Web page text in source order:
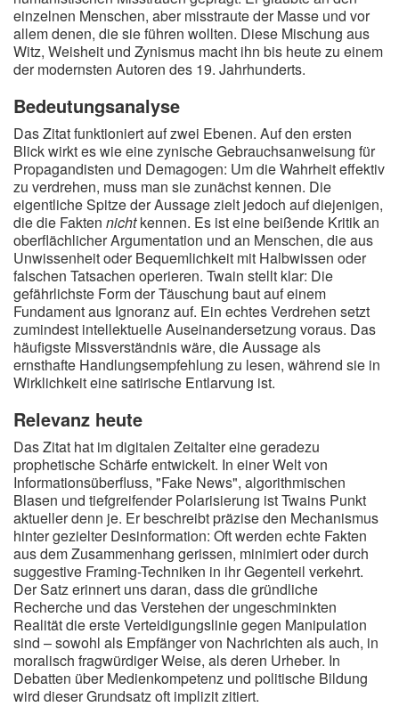
einzelnen Menschen, aber misstraute der Masse und vor
allem denen, die sie führen wollten. Diese Mischung aus
Witz, Weisheit und Zynismus macht ihn bis heute zu einem
der modernsten Autoren des 19. Jahrhunderts.
Bedeutungsanalyse
Das Zitat funktioniert auf zwei Ebenen. Auf den ersten
Blick wirkt es wie eine zynische Gebrauchsanweisung für
Propagandisten und Demagogen: Um die Wahrheit effektiv
zu verdrehen, muss man sie zunächst kennen. Die
eigentliche Spitze der Aussage zielt jedoch auf diejenigen,
die die Fakten nichtkennen. Es ist eine beißende Kritik an
oberflächlicher Argumentation und an Menschen, die aus
Unwissenheit oder Bequemlichkeit mit Halbwissen oder
falschen Tatsachen operieren. Twain stellt klar: Die
gefährlichste Form der Täuschung baut auf einem
Fundament aus Ignoranz auf. Ein echtes Verdrehen setzt
zumindest intellektuelle Auseinandersetzung voraus. Das
häufigste Missverständnis wäre, die Aussage als
ernsthafte Handlungsempfehlung zu lesen, während sie in
Wirklichkeit eine satirische Entlarvung ist.
Relevanz heute
Das Zitat hat im digitalen Zeitalter eine geradezu
prophetische Schärfe entwickelt. In einer Welt von
Informationsüberfluss, "Fake News", algorithmischen
Blasen und tiefgreifender Polarisierung ist Twains Punkt
aktueller denn je. Er beschreibt präzise den Mechanismus
hinter gezielter Desinformation: Oft werden echte Fakten
aus dem Zusammenhang gerissen, minimiert oder durch
suggestive Framing-Techniken in ihr Gegenteil verkehrt.
Der Satz erinnert uns daran, dass die gründliche
Recherche und das Verstehen der ungeschminkten
Realität die erste Verteidigungslinie gegen Manipulation
sind – sowohl als Empfänger von Nachrichten als auch, in
moralisch fragwürdiger Weise, als deren Urheber. In
Debatten über Medienkompetenz und politische Bildung
wird dieser Grundsatz oft implizit zitiert.